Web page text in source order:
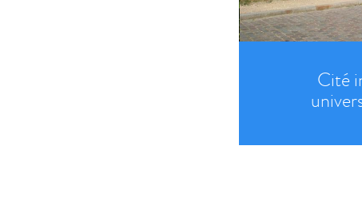
Cité